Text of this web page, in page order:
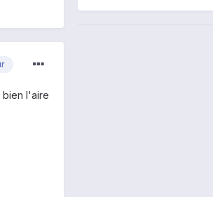
bien l'aire